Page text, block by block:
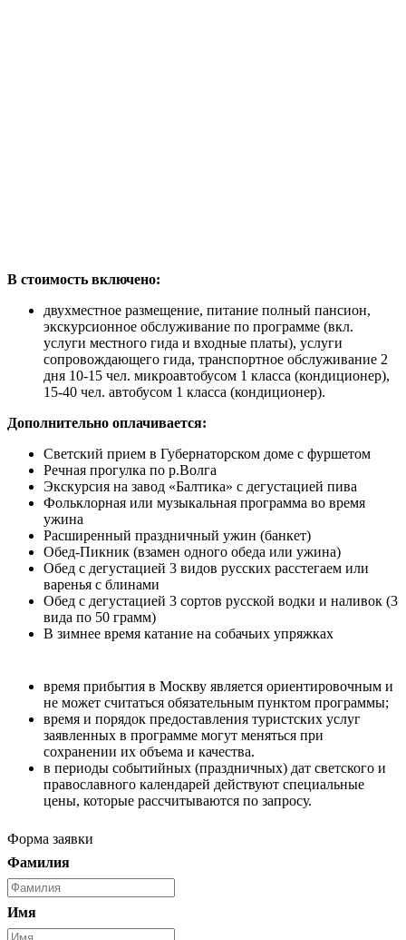
В стоимость включено:
двухместное размещение, питание полный пансион,
экскурсионное обслуживание по программе (вкл.
услуги местного гида и входные платы), услуги
сопровождающего гида, транспортное обслуживание 2
дня 10-15 чел. микроавтобусом 1 класса (кондиционер),
15-40 чел. автобусом 1 класса (кондиционер).
Дополнительно оплачивается:
Светский прием в Губернаторском доме с фуршетом
Речная прогулка по р.Волга
Экскурсия на завод «Балтика» с дегустацией пива
Фольклорная или музыкальная программа во время
ужина
Расширенный праздничный ужин (банкет)
Обед-Пикник (взамен одного обеда или ужина)
Обед с дегустацией 3 видов русских расстегаем или
варенья с блинами
Обед с дегустацией 3 сортов русской водки и наливок (3
вида по 50 грамм)
В зимнее время катание на собачьих упряжках
время прибытия в Москву является ориентировочным и
не может считаться обязательным пунктом программы;
время и порядок предоставления туристских услуг
заявленных в программе могут меняться при
сохранении их объема и качества.
в периоды событийных (праздничных) дат светского и
православного календарей действуют специальные
цены, которые рассчитываются по запросу.
Форма заявки
Фамилия
Имя